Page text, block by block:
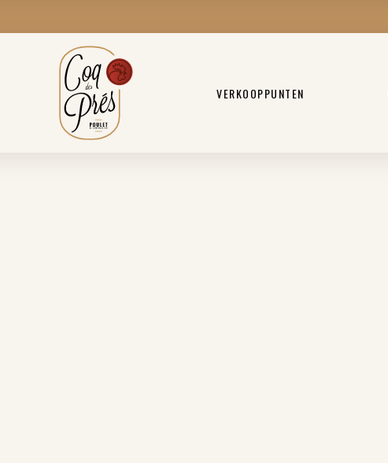
VERKOOPPUNTEN